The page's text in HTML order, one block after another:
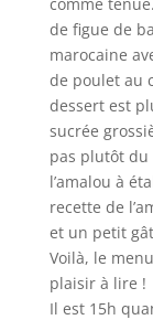
de figue de
marocaine
de poulet au
dessert est
sucrée
pas plutôt du
l’amalou à
recette de
et un petit
Voilà, le
plaisir à lire !
Il est 15h